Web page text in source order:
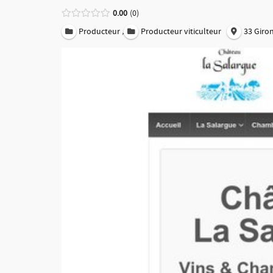
0.00 0
Producteur , Producteur viticulteur 33